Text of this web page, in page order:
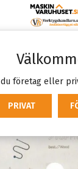
företag eller
PRIVAT
Top Precision for